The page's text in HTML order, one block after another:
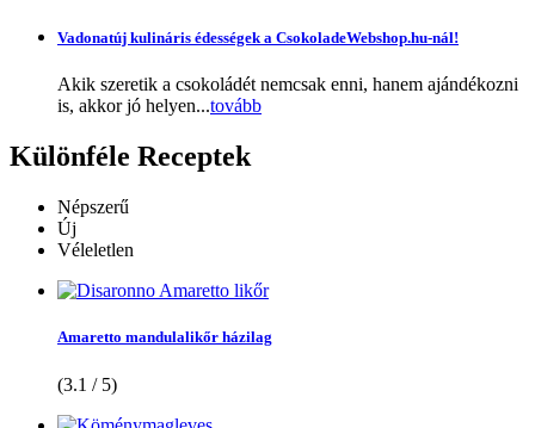
Vadonatúj kulináris édességek a CsokoladeWebshop.hu-nál!
Akik szeretik a csokoládét nemcsak enni, hanem ajándékozni
is, akkor jó helyen...tovább
Különféle Receptek
Népszerű
Új
Véleletlen
Amaretto mandulalikőr házilag
(3.1 / 5)